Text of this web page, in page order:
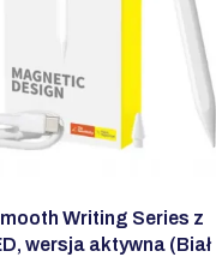
Writing Series z
wersja aktywna (Biał